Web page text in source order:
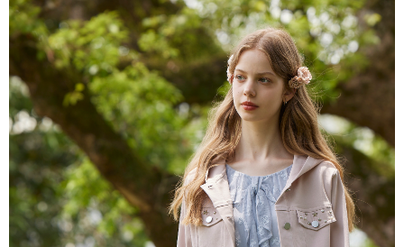
宅配
每筆NT$80，滿NT$2,000(含以上)免運費
離島
每筆NT$100，滿NT$2,000(含以上)免運費